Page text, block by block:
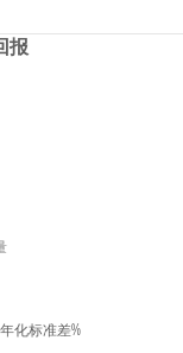
报
年化标准差%